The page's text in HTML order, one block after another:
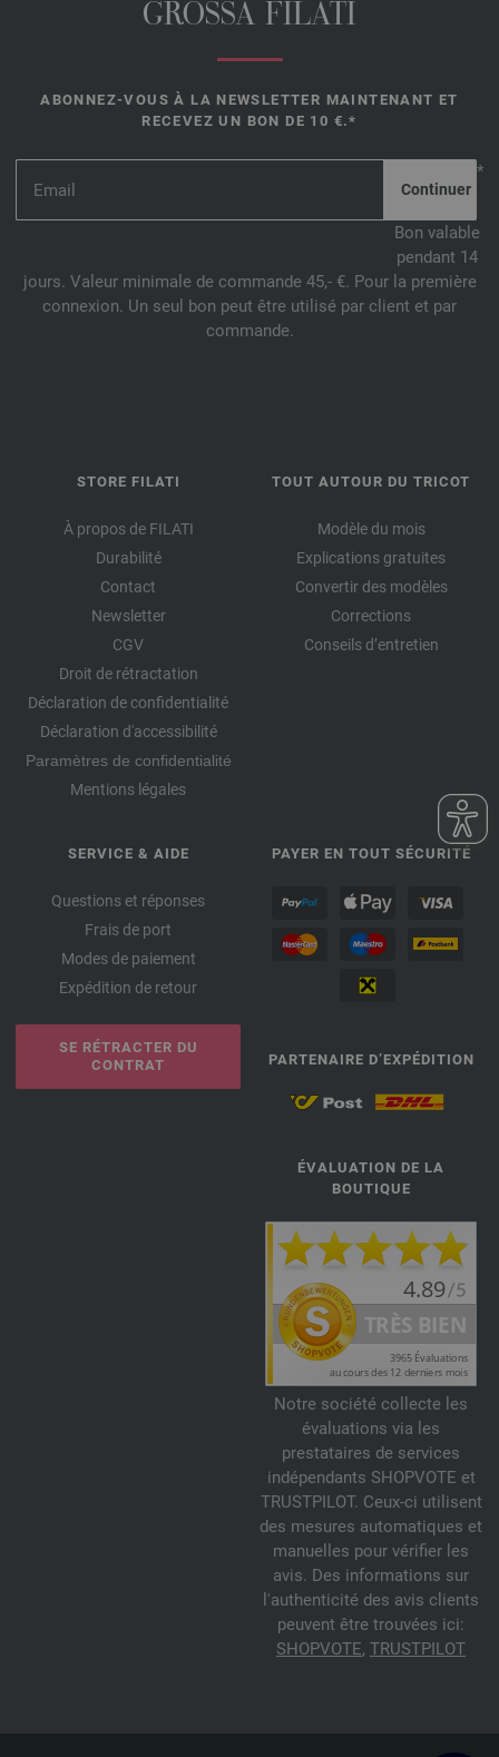
GROSSA FILATI
ABONNEZ-VOUS À LA NEWSLETTER MAINTENANT ET
RECEVEZ UN BON DE 10 €.*
*
Bon valable
pendant 14
jours. Valeur minimale de commande 45,- €. Pour la première
connexion. Un seul bon peut être utilisé par client et par
commande.
STORE FILATI
À propos de FILATI
Durabilité
Contact
Newsletter
CGV
Droit de rétractation
Déclaration de confidentialité
Déclaration d'accessibilité
Paramètres de confidentialité
Mentions légales
TOUT AUTOUR DU TRICOT
Modèle du mois
Explications gratuites
Convertir des modèles
Corrections
Conseils d’entretien
SERVICE & AIDE
Questions et réponses
Frais de port
Modes de paiement
Expédition de retour
SE RÉTRACTER DU
CONTRAT
PAYER EN TOUT SÉCURITÉ
PARTENAIRE D’EXPÉDITION
ÉVALUATION DE LA
BOUTIQUE
Notre société collecte les
évaluations via les
prestataires de services
indépendants SHOPVOTE et
TRUSTPILOT. Ceux-ci utilisent
des mesures automatiques et
manuelles pour vérifier les
avis. Des informations sur
l'authenticité des avis clients
peuvent être trouvées ici:
SHOPVOTE, TRUSTPILOT